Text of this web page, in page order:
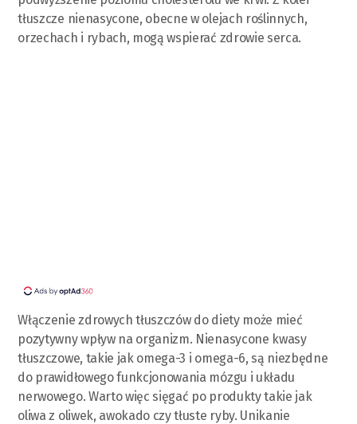
tłuszcze nienasycone, obecne w olejach roślinnych,
orzechach i rybach, mogą wspierać zdrowie serca.
Włączenie zdrowych tłuszczów do diety może mieć
pozytywny wpływ na organizm. Nienasycone kwasy
tłuszczowe, takie jak omega-3 i omega-6, są niezbędne
do prawidłowego funkcjonowania mózgu i układu
nerwowego. Warto więc sięgać po produkty takie jak
oliwa z oliwek, awokado czy tłuste ryby. Unikanie